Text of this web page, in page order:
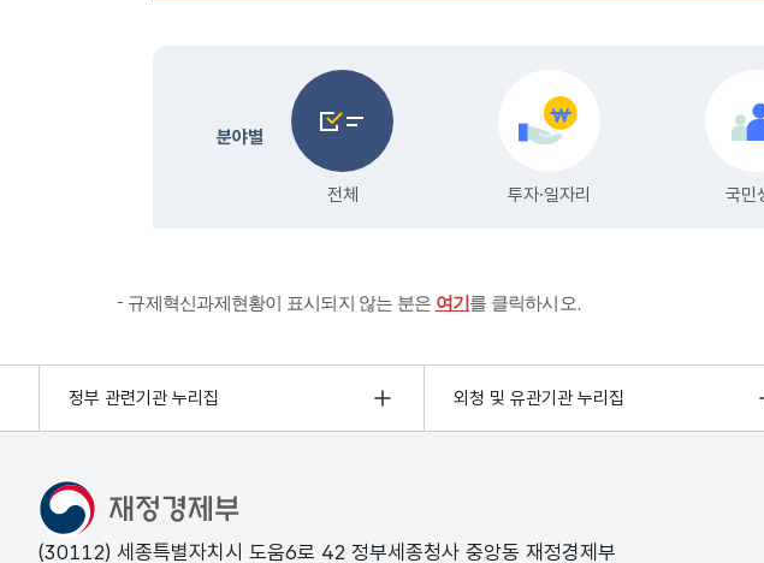
규제혁신과제현황이 표시되지 않는 분은 여기를 클릭하시오.
정부 관련기관 누리집 외청 및 유관기관 누리집
(30112) 세종특별자치시 도움6로 42 정부세종청사 중앙동 재정경제부